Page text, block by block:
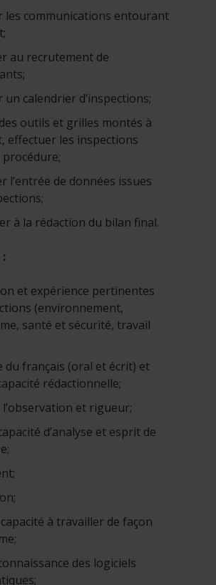
les communications entourant
au recrutement de
un calendrier d’inspections;
des outils et grilles montés à
effectuer les inspections
l’entrée de données issues
à la rédaction du bilan final.
et expérience pertinentes
(environnement,
santé et sécurité, travail
du français (oral et écrit) et
rédactionnelle;
l’observation et rigueur;
d’analyse et esprit de
à travailler de façon
des logiciels